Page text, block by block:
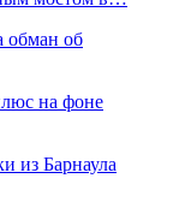
обман об
на фоне
из Барнаула